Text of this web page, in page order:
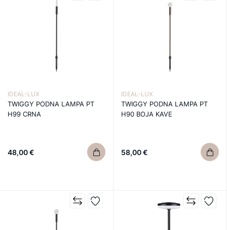
IDEAL-LUX
TWIGGY PODNA LAMPA PT
H99 CRNA
48,00 €
IDEAL-LUX
TWIGGY PODNA LAMPA PT
H90 BOJA KAVE
58,00 €